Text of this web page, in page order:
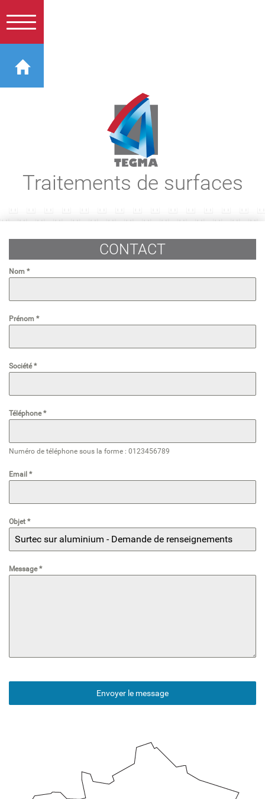
Traitements de surfaces
CONTACT
Nom *
Prénom *
Société*
Téléphone*
Numéro de téléphone sous la forme : 0123456789
Email *
Objet *
Message*
Envoyer le message